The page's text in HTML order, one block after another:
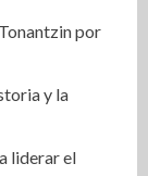
por
y la
liderar el